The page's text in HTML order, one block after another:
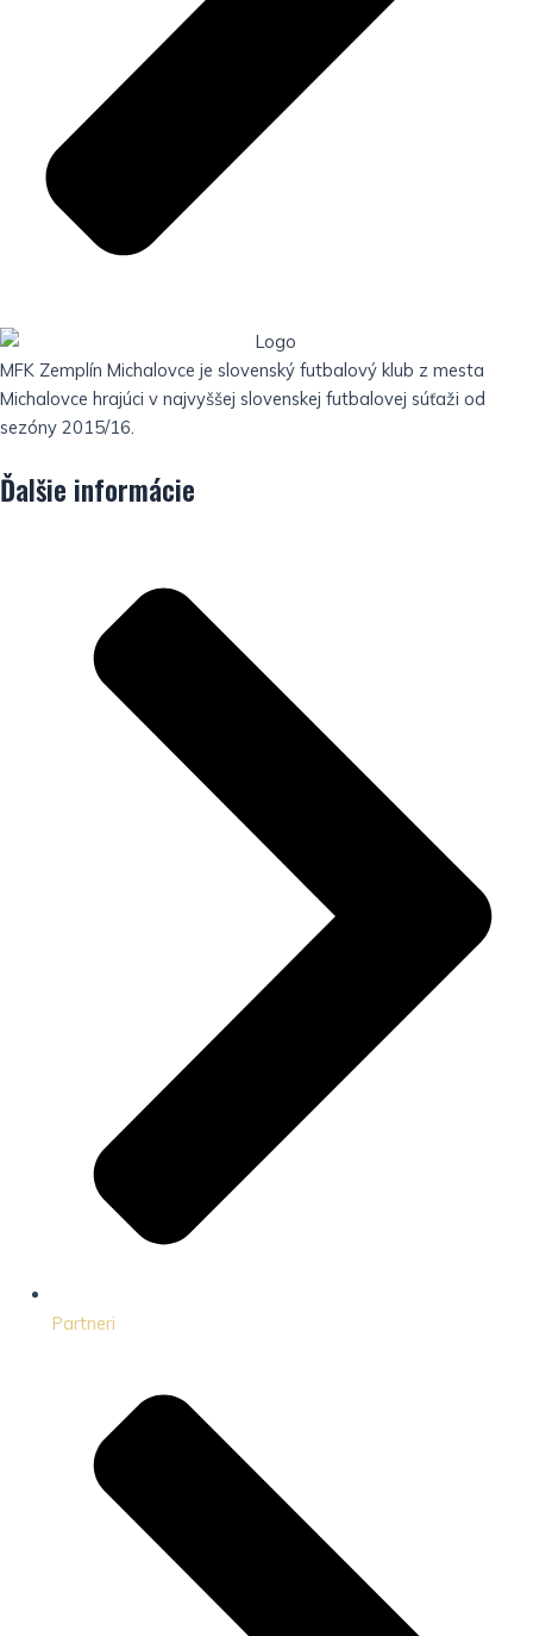
MFK Zemplín Michalovce je slovenský futbalový klub z mesta
Michalovce hrajúci v najvyššej slovenskej futbalovej súťaži od
sezóny 2015/16.
Ďalšie informácie
Partneri